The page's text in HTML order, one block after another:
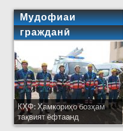
Мудофиаи
гражданӣ
КҲФ: Ҳамкориҳо бозҳам
тақвият ёфтаанд